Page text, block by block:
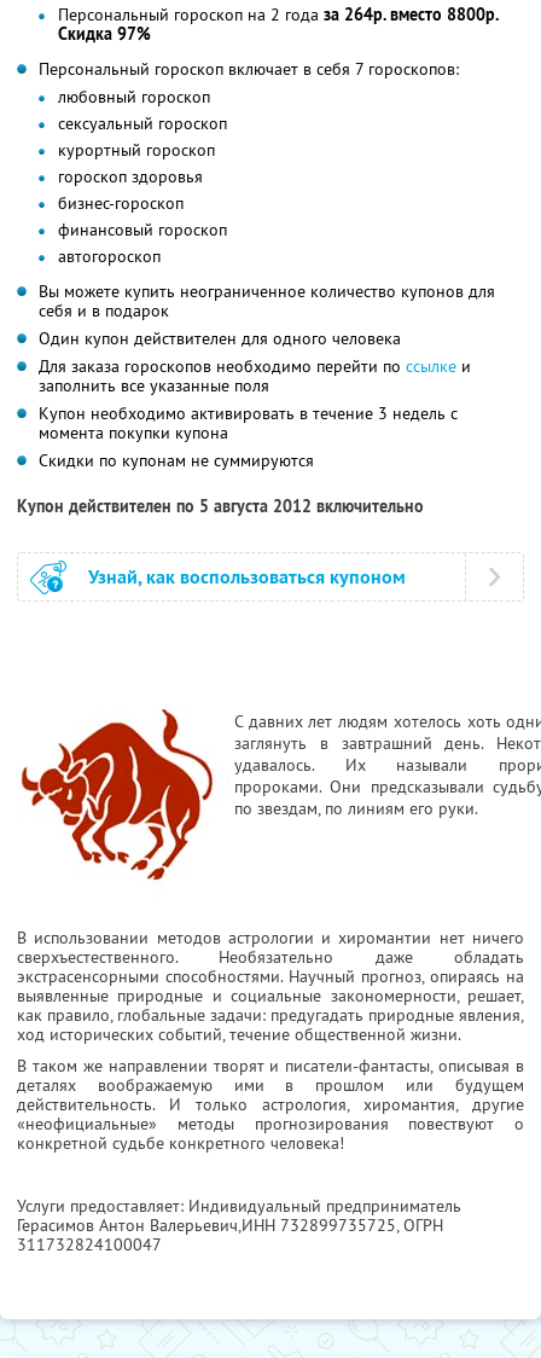
Персональный гороскоп на 2 года за 264р. вместо 8800р.
Скидка 97%
Персональный гороскоп включает в себя 7 гороскопов:
любовный гороскоп
сексуальный гороскоп
курортный гороскоп
гороскоп здоровья
бизнес-гороскоп
финансовый гороскоп
автогороскоп
Вы можете купить неограниченное количество купонов для
себя и в подарок
Один купон действителен для одного человека
Для заказа гороскопов необходимо перейти по ссылке и
заполнить все указанные поля
Купон необходимо активировать в течение 3 недель с
момента покупки купона
Скидки по купонам не суммируются
Купон действителен по 5 августа 2012 включительно
Узнай, как воспользоваться купоном
С давних лет людям хотелось хоть
заглянуть в завтрашний день.
удавалось. Их называли
пророками. Они предсказывали
по звездам, по линиям его руки.
В использовании методов астрологии и хиромантии нет ничего
сверхъестественного. Необязательно даже обладать
экстрасенсорными способностями. Научный прогноз, опираясь на
выявленные природные и социальные закономерности, решает,
как правило, глобальные задачи: предугадать природные явления,
ход исторических событий, течение общественной жизни.
В таком же направлении творят и писатели-фантасты, описывая в
деталях воображаемую ими в прошлом или будущем
действительность. И только астрология, хиромантия, другие
«неофициальные» методы прогнозирования повествуют о
конкретной судьбе конкретного человека!
Услуги предоставляет: Индивидуальный предприниматель
Герасимов Антон Валерьевич,ИНН 732899735725, ОГРН
311732824100047